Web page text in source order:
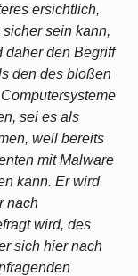
ersichtlich,
sein kann,
daher den Begriff
den des bloßen
sei es als
weil bereits
mit Malware
kann. Er wird
nach
wird, des
sich hier nach